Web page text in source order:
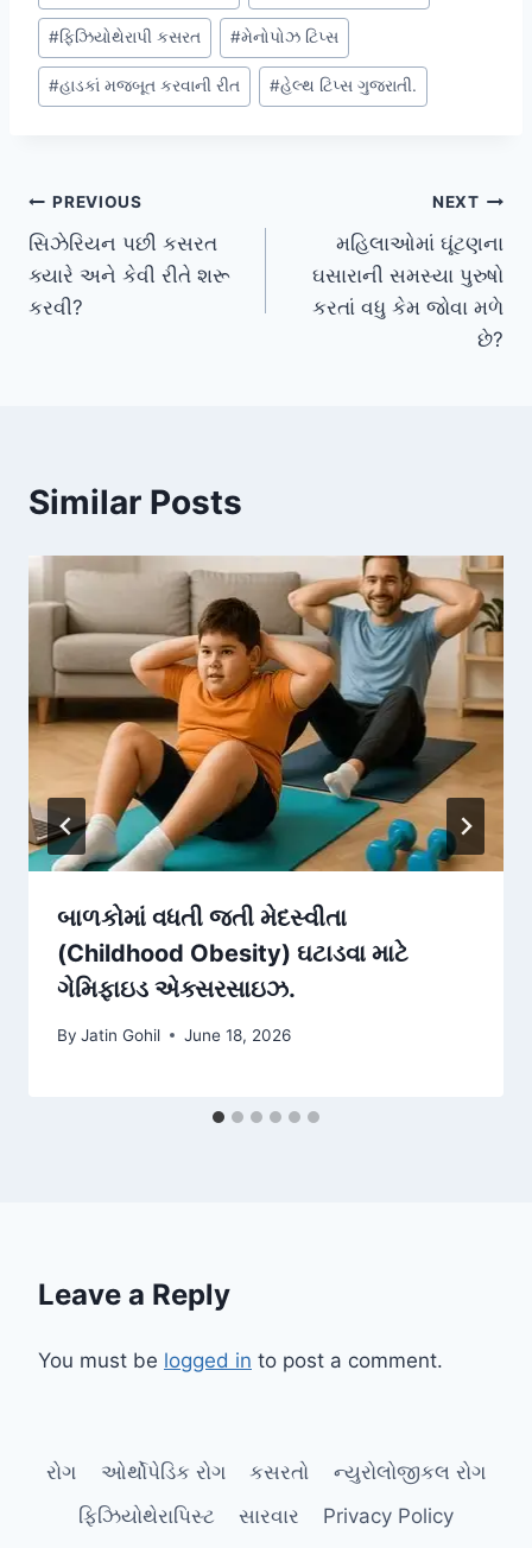
#ફિઝિયોથેરાપી કસરત #મેનોપોઝ ટિપ્સ
#હાડકાં મજબૂત કરવાની રીત #હેલ્થ ટિપ્સ ગુજરાતી.
Post
navigation
PREVIOUS
સિઝેરિયન પછી કસરત
ક્યારે અને કેવી રીતે શરૂ
કરવી?
NEXT
મહિલાઓમાં ઘૂંટણના
ઘસારાની સમસ્યા પુરુષો
કરતાં વધુ કેમ જોવા મળે
છે?
Similar Posts
બાળકોમાં વધતી જતી મેદસ્વીતા
(Childhood Obesity) ઘટાડવા માટે
ગેમિફાઇડ એક્સરસાઇઝ.
By Jatin Gohil June 18, 2026
Leave a Reply
You must be logged in to post a comment.
રોગ ઓર્થોપેડિક રોગ કસરતો
ન્યુરોલોજીકલ રોગ
ફિઝિયોથેરાપિસ્ટ
સારવાર Privacy Policy